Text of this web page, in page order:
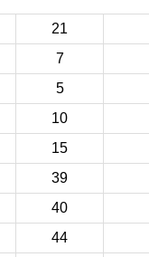
21
7
5
10
15
39
40
44